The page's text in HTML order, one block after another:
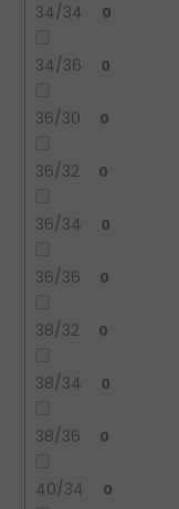
34/34 0
34/36 0
36/30 0
36/32 0
36/34 0
36/36 0
38/32 0
38/34 0
38/36 0
40/34 0